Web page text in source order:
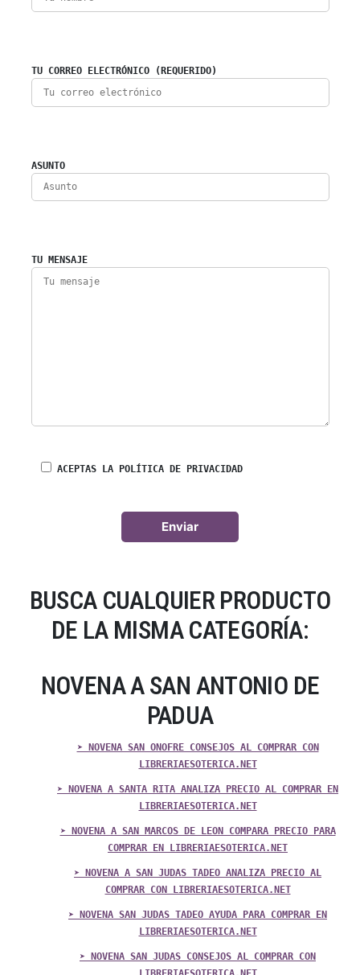
TU CORREO ELECTRÓNICO (REQUERIDO)
ASUNTO
TU MENSAJE
ACEPTAS LA POLÍTICA DE PRIVACIDAD
BUSCA CUALQUIER PRODUCTO
DE LA MISMA CATEGORÍA:
NOVENA A SAN ANTONIO DE
PADUA
➤ NOVENA SAN ONOFRE CONSEJOS AL COMPRAR CON
LIBRERIAESOTERICA.NET
➤ NOVENA A SANTA RITA ANALIZA PRECIO AL COMPRAR EN
LIBRERIAESOTERICA.NET
➤ NOVENA A SAN MARCOS DE LEON COMPARA PRECIO PARA
COMPRAR EN LIBRERIAESOTERICA.NET
➤ NOVENA A SAN JUDAS TADEO ANALIZA PRECIO AL
COMPRAR CON LIBRERIAESOTERICA.NET
➤ NOVENA SAN JUDAS TADEO AYUDA PARA COMPRAR EN
LIBRERIAESOTERICA.NET
➤ NOVENA SAN JUDAS CONSEJOS AL COMPRAR CON